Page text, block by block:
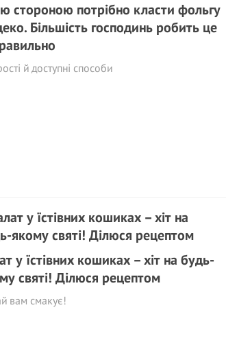
стороною потрібно класти фольгу
Більшість господинь робить це
й доступні способи
у їстівних кошиках – хiт на будь-
святі! Ділюся рецептом
вам смакує!